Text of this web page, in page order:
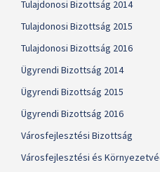
Tulajdonosi Bizottság 2014
Tulajdonosi Bizottság 2015
Tulajdonosi Bizottság 2016
Ügyrendi Bizottság 2014
Ügyrendi Bizottság 2015
Ügyrendi Bizottság 2016
Városfejlesztési Bizottság
Városfejlesztési és